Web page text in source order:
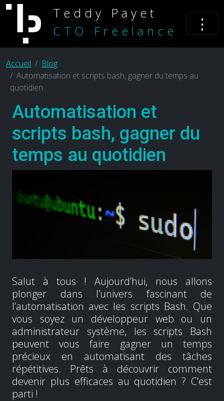
Teddy Payet
CTO Freelance
⋮
Accueil
Blog
Automatisation et scripts bash, gagner du temps au
quotidien
Automatisation et
scripts bash, gagner du
temps au quotidien
Salut à tous ! Aujourd’hui, nous allons
plonger dans l’univers fascinant de
l’automatisation avec les scripts Bash. Que
vous soyez un développeur web ou un
administrateur système, les scripts Bash
peuvent vous faire gagner un temps
précieux en automatisant des tâches
répétitives. Prêts à découvrir comment
devenir plus efficaces au quotidien ? C’est
parti !